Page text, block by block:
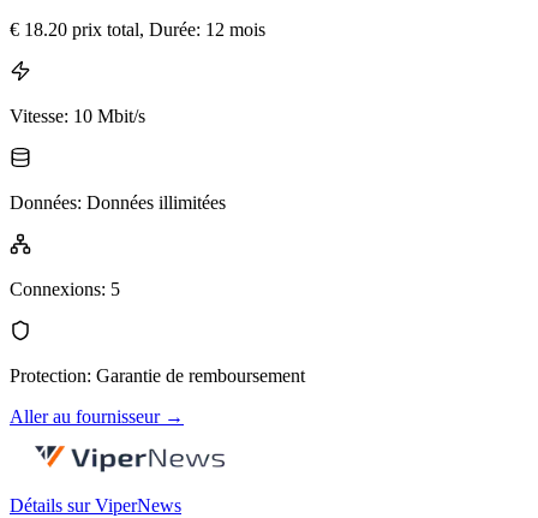
€ 18.20 prix total, Durée: 12 mois
Vitesse: 10 Mbit/s
Données: Données illimitées
Connexions: 5
Protection: Garantie de remboursement
Aller au fournisseur→
Détails sur ViperNews